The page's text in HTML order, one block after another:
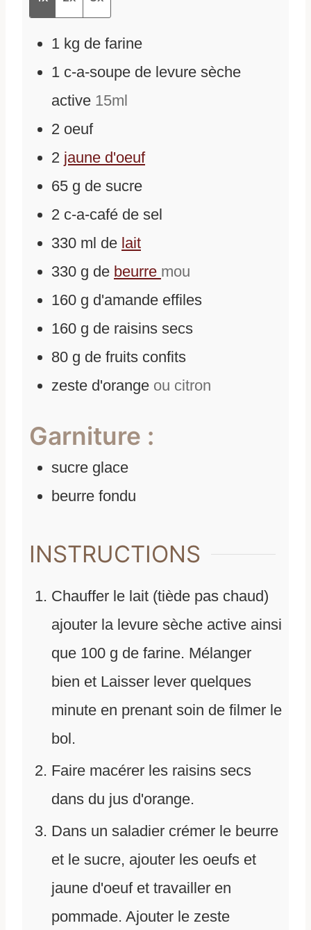
1 kg de farine
1 c-a-soupe de levure sèche
active 15ml
2 oeuf
2 jaune d'oeuf
65 g de sucre
2 c-a-café de sel
330 ml de lait
330 g de beurre mou
160 g d'amande effiles
160 g de raisins secs
80 g de fruits confits
zeste d'orange ou citron
Garniture :
sucre glace
beurre fondu
INSTRUCTIONS
Chauffer le lait (tiède pas chaud)
ajouter la levure sèche active ainsi
que 100 g de farine. Mélanger
bien et Laisser lever quelques
minute en prenant soin de filmer le
bol.
Faire macérer les raisins secs
dans du jus d'orange.
Dans un saladier crémer le beurre
et le sucre, ajouter les oeufs et
jaune d'oeuf et travailler en
pommade. Ajouter le zeste